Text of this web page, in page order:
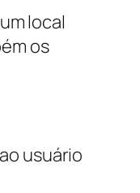
local
os
usuário